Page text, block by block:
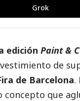
Grok
edición Paint &
de
de Barcelona.
concepto que